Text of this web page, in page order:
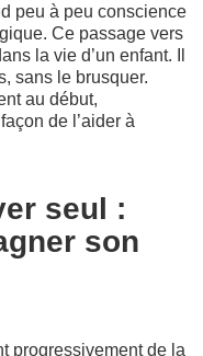
peu à peu conscience
Ce passage vers
la vie d’un enfant. Il
sans le brusquer.
au début,
de l’aider à
seul :
son
progressivement de la